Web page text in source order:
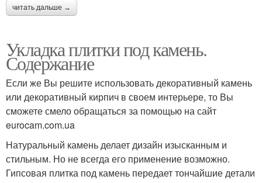
читать дальше →
Укладка плитки под камень.
Содержание
Если же Вы решите использовать декоративный камень
или декоративный кирпич в своем интерьере, то Вы
сможете смело обращаться за помощью на сайт
eurocam.com.ua
Натуральный камень делает дизайн изысканным и
стильным. Но не всегда его применение возможно.
Гипсовая плитка под камень передает тончайшие детали